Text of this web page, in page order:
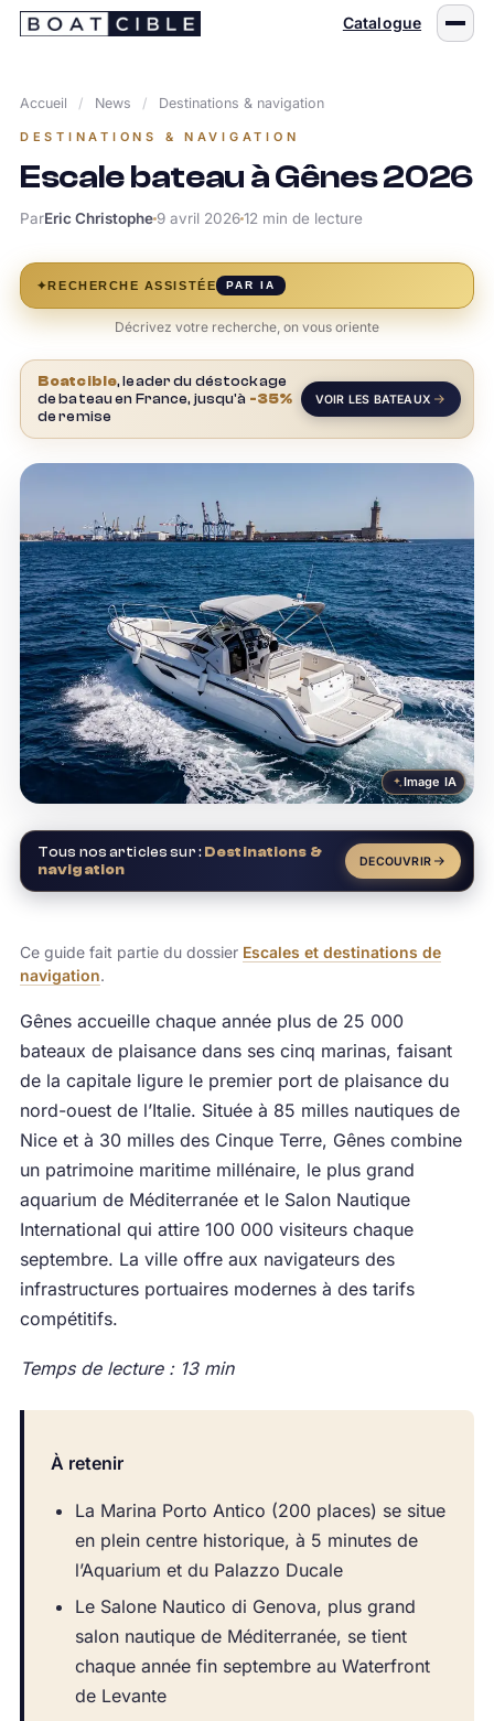
Passer
Catalogue
Accueil / News / Destinations & navigation
DESTINATIONS & NAVIGATION
Escale bateau à Gênes 2026
ParEric Christophe9 avril 202612 min de lecture
✦RECHERCHE ASSISTÉE PAR IA
Décrivez votre recherche, on vous oriente
Boatcible, leader du déstockage
de bateau en France, jusqu'à -35%
de remise
VOIR LES BATEAUX
Image IA
Tous nos articles sur : Destinations &
navigation
DECOUVRIR
Ce guide fait partie du dossier Escales et destinations de
navigation.
Gênes accueille chaque année plus de 25 000
bateaux de plaisance dans ses cinq marinas, faisant
de la capitale ligure le premier port de plaisance du
nord-ouest de l’Italie. Située à 85 milles nautiques de
Nice et à 30 milles des Cinque Terre, Gênes combine
un patrimoine maritime millénaire, le plus grand
aquarium de Méditerranée et le Salon Nautique
International qui attire 100 000 visiteurs chaque
septembre. La ville offre aux navigateurs des
infrastructures portuaires modernes à des tarifs
compétitifs.
Temps de lecture : 13 min
À retenir
La Marina Porto Antico (200 places) se situe
en plein centre historique, à 5 minutes de
l’Aquarium et du Palazzo Ducale
Le Salone Nautico di Genova, plus grand
salon nautique de Méditerranée, se tient
chaque année fin septembre au Waterfront
de Levante